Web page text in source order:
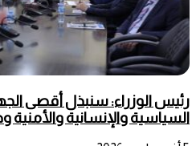
رئيس الوزراء: سنبذل أقصى
السياسية والإنسانية